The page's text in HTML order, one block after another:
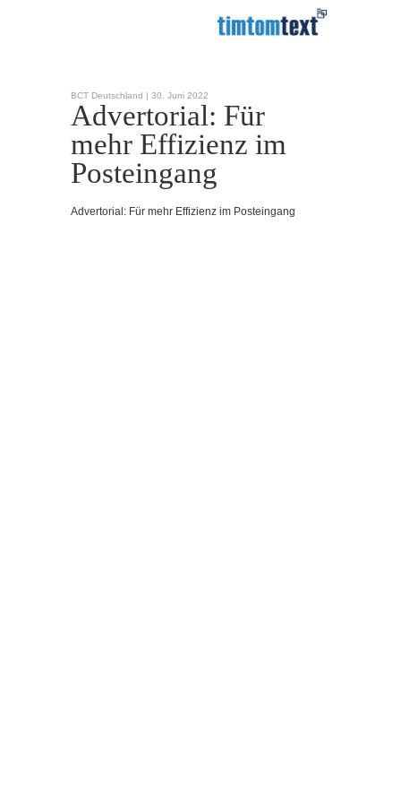
BCT Deutschland | 30. Juni 2022
Advertorial: Für
mehr Effizienz im
Posteingang
Advertorial: Für mehr Effizienz im Posteingang